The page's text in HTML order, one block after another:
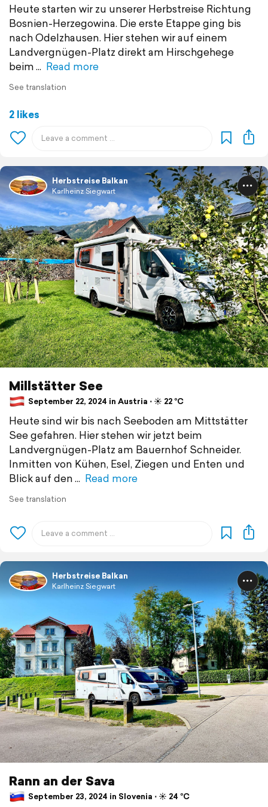
Heute starten wir zu unserer Herbstreise Richtung
Bosnien-Herzegowina. Die erste Etappe ging bis
nach Odelzhausen. Hier stehen wir auf einem
Landvergnügen-Platz direkt am Hirschgehege
beim
Read more
See translation
2 likes
Herbstreise Balkan
Karlheinz Siegwart
Millstätter See
September 22, 2024 in Austria ⋅ ☀️ 22 °C
Heute sind wir bis nach Seeboden am Mittstätter
See gefahren. Hier stehen wir jetzt beim
Landvergnügen-Platz am Bauernhof Schneider.
Inmitten von Kühen, Esel, Ziegen und Enten und
Blick auf den
Read more
See translation
Herbstreise Balkan
Karlheinz Siegwart
Rann an der Sava
September 23, 2024 in Slovenia ⋅ ☀️ 24 °C